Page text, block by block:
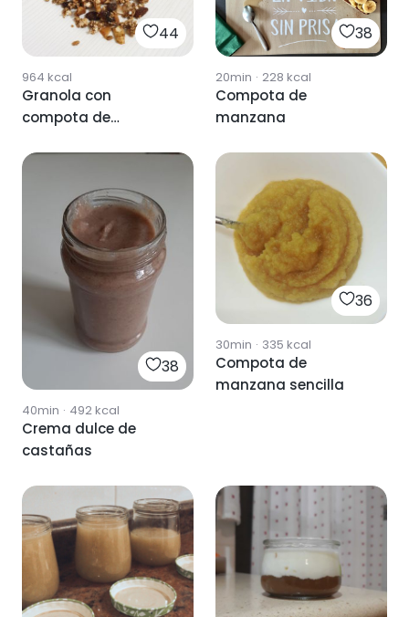
44
964 kcal
Granola con
compota de
38
20min · 228 kcal
Compota de
manzana
38
40min · 492kcal
Crema dulce de
castañas
36
30min · 335 kcal
Compota de
manzana sencilla